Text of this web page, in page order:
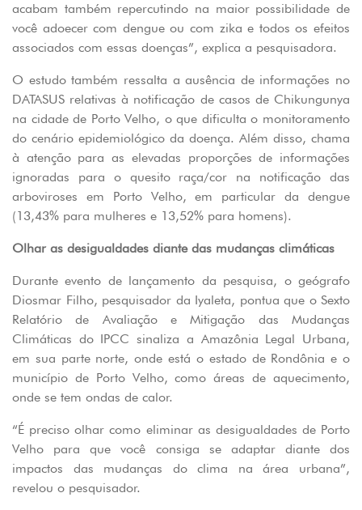
acabam também repercutindo na maior possibilidade de
você adoecer com dengue ou com zika e todos os efeitos
associados com essas doenças”, explica a pesquisadora.
O estudo também ressalta a ausência de informações no
DATASUS relativas à notificação de casos de Chikungunya
na cidade de Porto Velho, o que dificulta o monitoramento
do cenário epidemiológico da doença. Além disso, chama
à atenção para as elevadas proporções de informações
ignoradas para o quesito raça/cor na notificação das
arboviroses em Porto Velho, em particular da dengue
(13,43% para mulheres e 13,52% para homens).
Olhar as desigualdades diante das mudanças climáticas
Durante evento de lançamento da pesquisa, o geógrafo
Diosmar Filho, pesquisador da Iyaleta, pontua que o Sexto
Relatório de Avaliação e Mitigação das Mudanças
Climáticas do IPCC sinaliza a Amazônia Legal Urbana,
em sua parte norte, onde está o estado de Rondônia e o
município de Porto Velho, como áreas de aquecimento,
onde se tem ondas de calor.
“É preciso olhar como eliminar as desigualdades de Porto
Velho para que você consiga se adaptar diante dos
impactos das mudanças do clima na área urbana”,
revelou o pesquisador.